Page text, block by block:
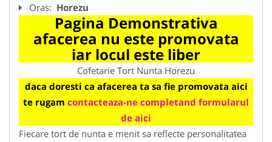
Oras: Horezu
Pagina Demonstrativa
afacerea nu este promovata
iar locul este liber
Cofetarie Tort Nunta Horezu
daca doresti ca afacerea ta sa fie promovata aici
te rugam contacteaza-ne completand formularul
de aici
Fiecare tort de nunta e menit sa reflecte personalitatea